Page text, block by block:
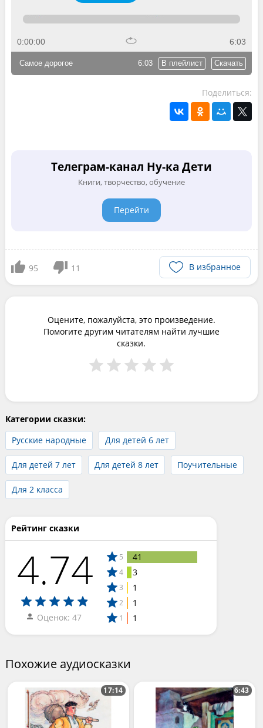
0:00:00 6:03
6:03 В плейлист Скачать
Самое дорогое
Поделиться:
Телеграм-канал Ну-ка Дети
Книги, творчество, обучение
Перейти
95 11 В избранное
Оцените, пожалуйста, это произведение.
Помогите другим читателям найти лучшие
сказки.
Категории сказки:
Русские народные
Для детей 6 лет
Для детей 7 лет Для детей 8 лет Поучительные
Для 2 класса
Рейтинг сказки
4.74
Оценок: 47
5 41
4 3
3 1
2 1
1 1
Похожие аудиосказки
17:14 6:43